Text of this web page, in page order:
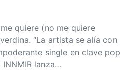
quiere (no me quiere
“La artista se alía con
single en clave pop
INNMIR lanza…